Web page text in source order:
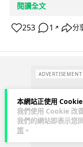
本網站正使用 Cookie
我們使用 Cookie 改
我們的網站即表示您
策 。
閱讀全文
253 1 ↗ 分
ADVERTISEMENT